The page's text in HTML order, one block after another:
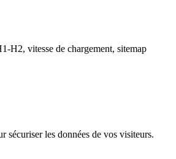
H2, vitesse de chargement, sitemap
sécuriser les données de vos visiteurs.